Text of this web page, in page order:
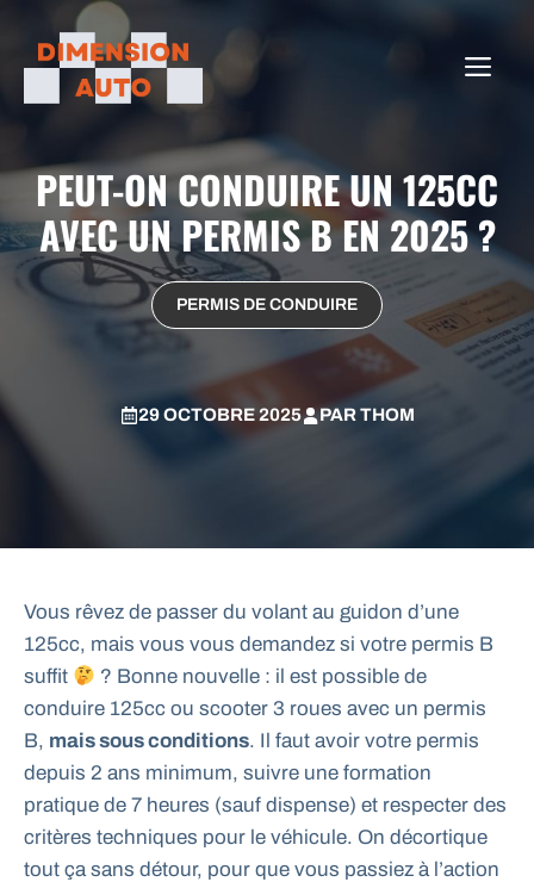
PEUT-ON CONDUIRE UN 125CC
AVEC UN PERMIS B EN 2025 ?
PERMIS DE CONDUIRE
29 OCTOBRE 2025 PARTHOM
Vous rêvez de passer du volant au guidon d’une
125cc, mais vous vous demandez si votre permis B
suffit
? Bonne nouvelle : il est possible de
conduire 125cc ou scooter 3 roues avec un permis
B, mais sous conditions. Il faut avoir votre permis
depuis 2 ans minimum, suivre une formation
pratique de 7 heures (sauf dispense) et respecter des
critères techniques pour le véhicule. On décortique
tout ça sans détour, pour que vous passiez à l’action